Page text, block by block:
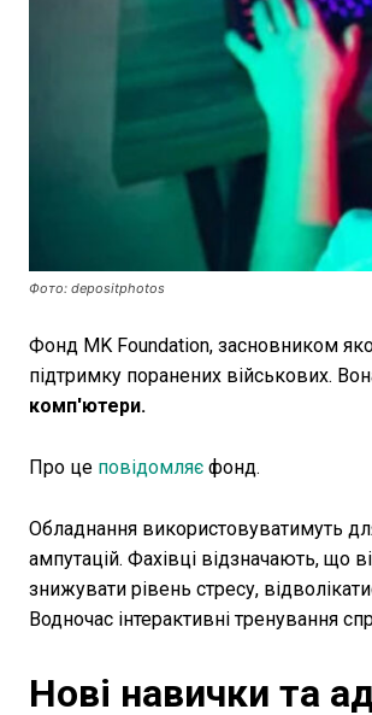
Фото: depositphotos
Фонд MK Foundation, засновником
підтримку поранених військових.
комп'ютери.
Про це повідомляє фонд.
Обладнання використовуватимуть
ампутацій. Фахівці відзначають, що
знижувати рівень стресу,
Водночас інтерактивні тренування
Нові навички та